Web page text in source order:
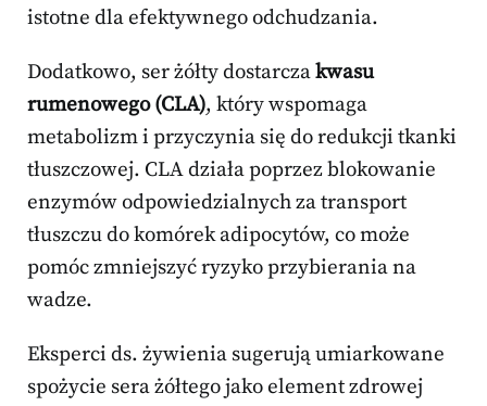
istotne dla efektywnego odchudzania.
Dodatkowo, ser żółty dostarczakwasu
rumenowego (CLA), który wspomaga
metabolizm i przyczynia się do redukcji tkanki
tłuszczowej. CLA działa poprzez blokowanie
enzymów odpowiedzialnych za transport
tłuszczu do komórek adipocytów, co może
pomóc zmniejszyć ryzyko przybierania na
wadze.
Eksperci ds. żywienia sugerują umiarkowane
spożycie sera żółtego jako element zdrowej